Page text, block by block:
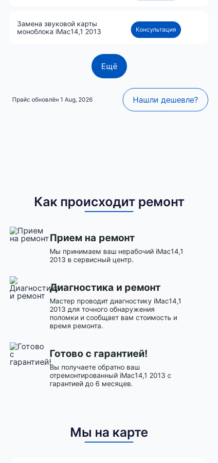
Замена звуковой карты
моноблока iMac14,1 2013
Консультация
Ещё
Прайс обновлён 1 Aug, 2026 Нашли дешевле?
Как происходит ремонт
Прием на ремонт
Мы принимаем ваш нерабочий iMac14,1
2013 в сервисный центр.
Диагностика и ремонт
Мастер проводит диагностику iMac14,1
2013 для точного обнаружения
поломки и сообщает вам стоимость и
время ремонта.
Готово с гарантией!
Вы получаете обратно ваш
отремонтированный iMac14,1 2013 с
гарантией до 6 месяцев.
Мы на карте